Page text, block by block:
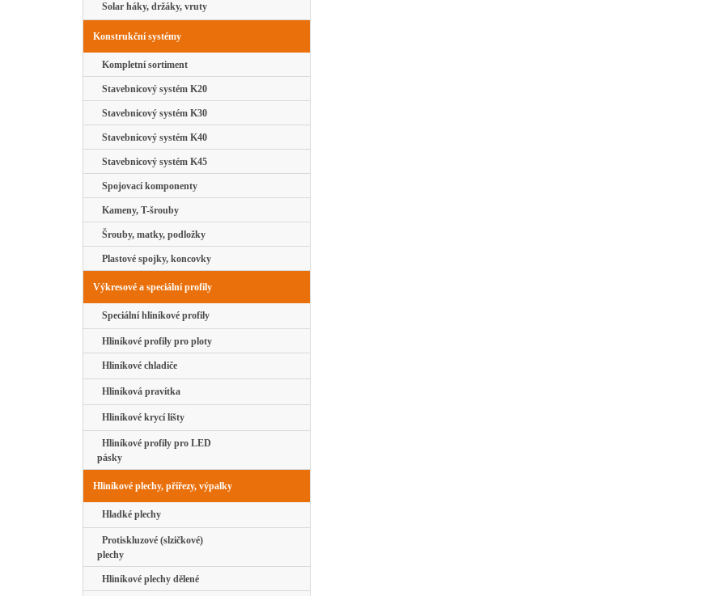
Solar háky, držáky, vruty
Konstrukční systémy
Kompletní sortiment
Stavebnicový systém K20
Stavebnicový systém K30
Stavebnicový systém K40
Stavebnicový systém K45
Spojovací komponenty
Kameny, T-šrouby
Šrouby, matky, podložky
Plastové spojky, koncovky
Výkresové a speciální profily
Speciální hliníkové profily
Hliníkové profily pro ploty
Hliníkové chladiče
Hliníková pravítka
Hliníkové krycí lišty
Hliníkové profily pro LED
pásky
Hliníkové plechy, přířezy, výpalky
Hladké plechy
Protiskluzové (slzičkové)
plechy
Hliníkové plechy dělené